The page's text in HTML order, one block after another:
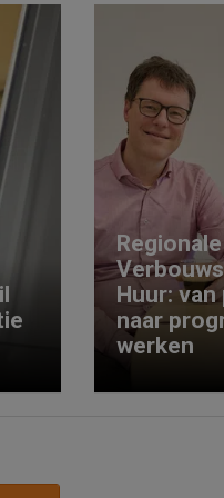
Regionale
Huur:
naar
werken